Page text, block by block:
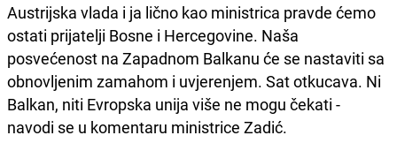
Austrijska vlada i ja lično kao ministrica pravde ćemo
ostati prijatelji Bosne i Hercegovine. Naša
posvećenost na Zapadnom Balkanu će se nastaviti sa
obnovljenim zamahom i uvjerenjem. Sat otkucava. Ni
Balkan, niti Evropska unija više ne mogu čekati -
navodi se u komentaru ministrice Zadić.